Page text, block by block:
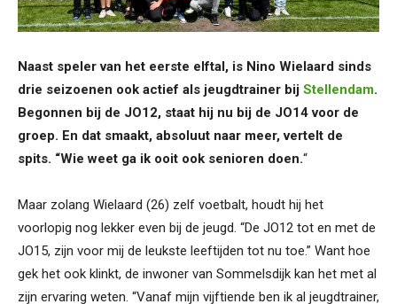
Naast speler van het eerste elftal, is Nino Wielaard sinds
drie seizoenen ook actief als jeugdtrainer bij Stellendam.
Begonnen bij de JO12, staat hij nu bij de JO14 voor de
groep. En dat smaakt, absoluut naar meer, vertelt de
spits. “Wie weet ga ik ooit ook senioren doen.“
Maar zolang Wielaard (26) zelf voetbalt, houdt hij het
voorlopig nog lekker even bij de jeugd. “De JO12 tot en met de
JO15, zijn voor mij de leukste leeftijden tot nu toe.” Want hoe
gek het ook klinkt, de inwoner van Sommelsdijk kan het met al
zijn ervaring weten. “Vanaf mijn vijftiende ben ik al jeugdtrainer,